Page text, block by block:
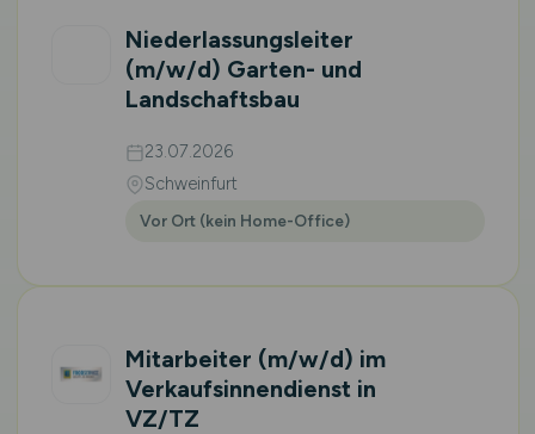
Niederlassungsleiter
(m/w/d) Garten- und
Landschaftsbau
23.07.2026
Schweinfurt
Vor Ort (kein Home-Office)
Mitarbeiter (m/w/d) im
Verkaufsinnendienst in
VZ/TZ